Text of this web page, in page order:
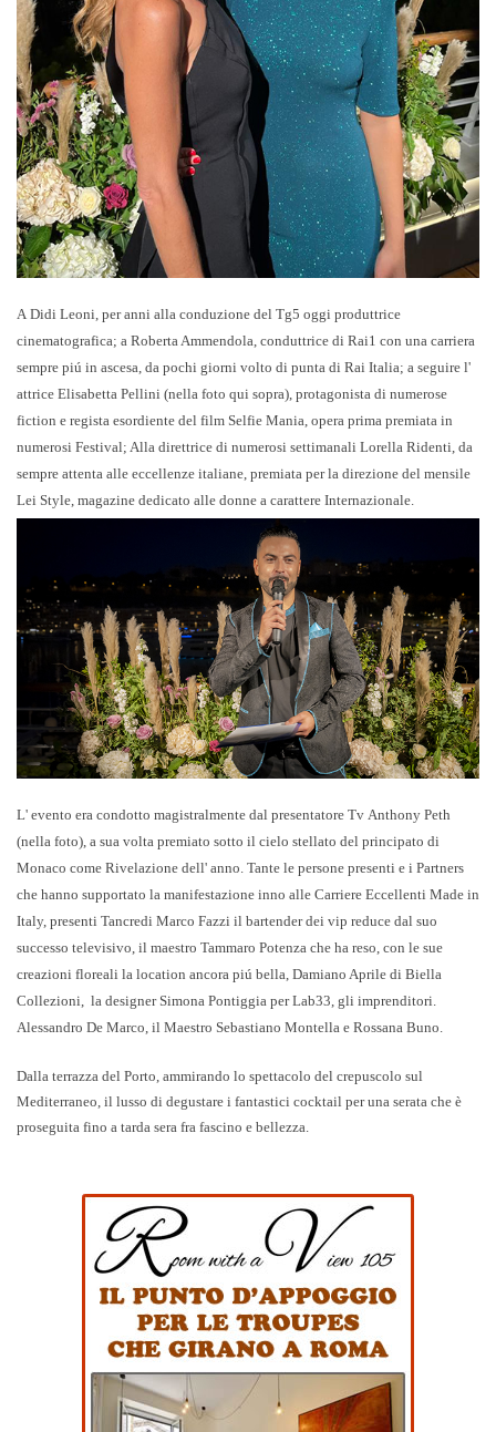
A Didi Leoni , per anni alla conduzione del Tg5 oggi produttrice
cinematografica; a Roberta Ammendola , conduttrice di Rai1 con una carriera
sempre piú in ascesa, da pochi giorni volto di punta di Rai Italia; a seguire l'
attrice Elisabetta Pellini (nella foto qui sopra) , protagonista di numerose
fiction e regista esordiente del film Selfie Mania, opera prima premiata in
numerosi Festival; Alla direttrice di numerosi settimanali Lorella Ridenti , da
sempre attenta alle eccellenze italiane, premiata per la direzione del mensile
Lei Style, magazine dedicato alle donne a carattere Internazionale.
L' evento era condotto magistralmente dal presentatore Tv Anthony Peth
(nella foto) , a sua volta premiato sotto il cielo stellato del principato di
Monaco come Rivelazione dell' anno. Tante le persone presenti e i Partners
che hanno supportato la manifestazione inno alle Carriere Eccellenti Made in
Italy, presenti Tancredi Marco Fazzi il bartender dei vip reduce dal suo
successo televisivo, il maestro Tammaro Potenza che ha reso, con le sue
creazioni floreali la location ancora piú bella, Damiano Aprile di Biella
Collezioni, la designerSimona Pontiggia per Lab33, gli imprenditori.
Alessandro De Marco , il Maestro Sebastiano Montella e Rossana Buno
Dalla terrazza del Porto, ammirando lo spettacolo del crepuscolo sul
Mediterraneo, il lusso di degustare i fantastici cocktail per una serata che è
proseguita fino a tarda sera fra fascino e bellezza.